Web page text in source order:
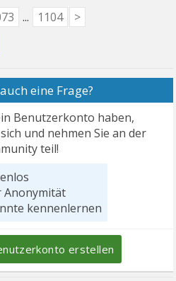
... 1104 >
eine Frage?
Benutzerkonto haben,
und nehmen Sie an der
teil!
Anonymität
kennenlernen
erstellen